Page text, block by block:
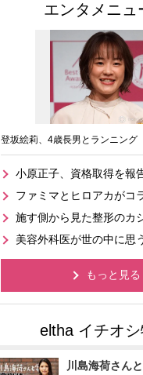
エンタメニュ
登坂絵莉、4歳長男とランニング
小原正子、資格取得を報
ファミマとヒロアカがコ
施す側から見た整形のカ
美容外科医が世の中に思
もっと見る
川島海荷さん